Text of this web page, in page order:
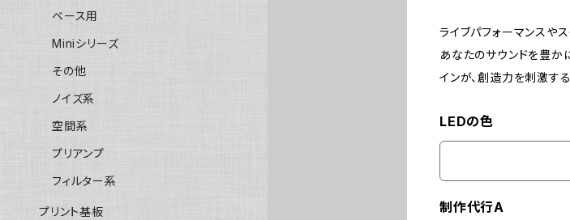
ライブパフォーマンスや
あなたのサウンドを豊か
インが、創造力を刺激する
LEDの色
制作代行A
ベース用
Miniシリーズ
その他
ノイズ系
空間系
プリアンプ
フィルター系
プリント基板